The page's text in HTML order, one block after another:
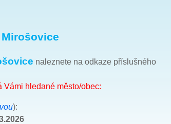
Mirošovice
naleznete na odkaze příslušného
Vámi hledané město/obec:
):